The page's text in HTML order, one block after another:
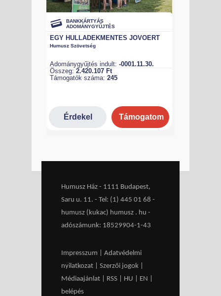
Humusz Ház - 1111 Budapest,
Saru u. 11. - Tel: (1) 445 01 68 -
humusz (kukac) humusz . hu -
adószámunk: 18529904-1-43
Impresszum
Adatvédelmi
nyilatkozat
Szerzői jogok
Médiaajánlat
RSS HU EN
belépés